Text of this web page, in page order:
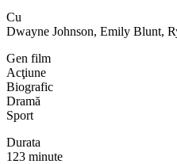
Cu
Dwayne Johnson, Emily Blunt,
Gen film
Acţiune
Biografic
Dramă
Sport
Durata
123 minute